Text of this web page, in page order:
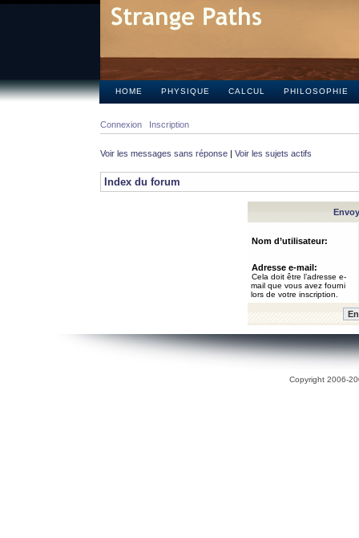
HOME PHYSIQUE CALCUL PHILOSOPHIE
Connexion Inscription
Voir les messages sans réponse | Voir les sujets actifs
Index du forum
Nom d’utilisateur:
Adresse e-mail:
Cela doit être l’adresse e-
mail que vous avez fourni
lors de votre inscription.
Copyright 2006-